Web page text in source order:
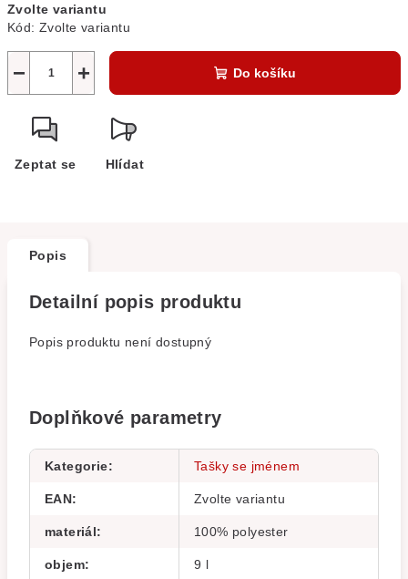
cena:
Zvolte variantu
Kód: Zvolte variantu
+
− Do košíku
Zeptat se Hlídat
Popis
Detailní popis produktu
Popis produktu není dostupný
Doplňkové parametry
Kategorie: Tašky se jménem
EAN: Zvolte variantu
materiál: 100% polyester
objem: 9 l